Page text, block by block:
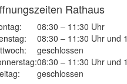
Rathaus
08:30 – 11:30 Uhr
08:30 – 11:30 Uhr und
geschlossen
08:30 – 11:30 Uhr und
geschlossen